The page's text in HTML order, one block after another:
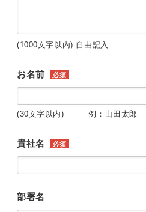
(1000文字以内) 自由記入
お名前 必須
(30文字以内) 例：山田太郎
貴社名 必須
部署名